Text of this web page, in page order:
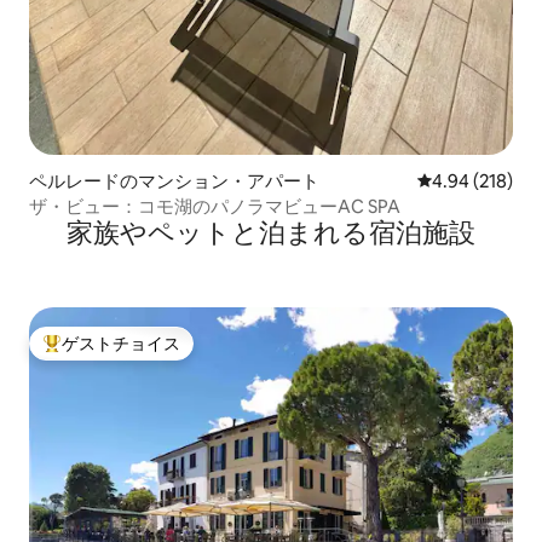
ペルレードのマンション・アパート レビュー218
4.94 (218)
ザ・ビュー：コモ湖のパノラマビューAC SPA
家族やペットと泊まれる宿泊施設
大好評のゲストチョイスです。
ゲストチョイス